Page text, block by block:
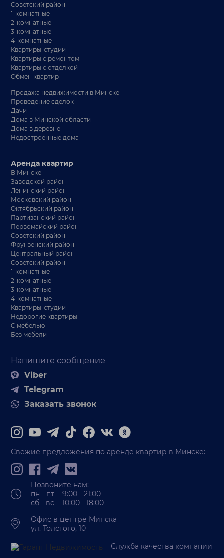
Советский район
1-комнатные
2-комнатные
3-комнатные
4-комнатные
Квартиры-студии
Квартиры с ремонтом
Квартиры с отделкой
Обмен квартир
Продажа недвижимости в Минске
Проведение сделок
Дачи
Дома в Минской области
Дома в деревне
Недостроенные дома
Напишите сообщение
Viber
Telegram
Заказать звонок
Аренда квартир
В Минске
Заводской район
Ленинский район
Московский район
Октябрьский район
Партизанский район
Первомайский район
Советский район
Фрунзенский район
Центральный район
Советский район
1-комнатные
2-комнатные
3-комнатные
4-комнатные
Квартиры-студии
Недорогие квартиры
С мебелью
Без мебели
Свежие предложения по аренде квартир в Минске:
Позвоните нам:
пн - пт 9:00 - 21:00
сб - вс 10:00 - 18:00
Офис в центре Минска
ул. Толстого, 10
Служба качества компании